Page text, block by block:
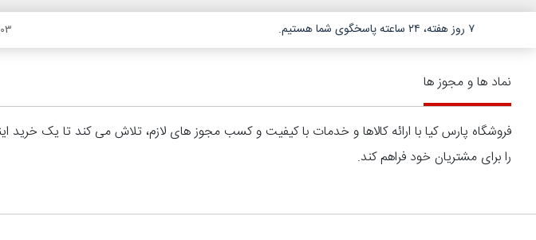
۷ روز هفته، ۲۴ ساعته پاسخگوی شما هستیم.
نماد ها و مجوز ها
فروشگاه پارس کیا با ارائه کالاها و خدمات با کیفیت و کسب مجوز های لازم، تلاش می کند تا یک
را برای مشتریان خود فراهم کند.